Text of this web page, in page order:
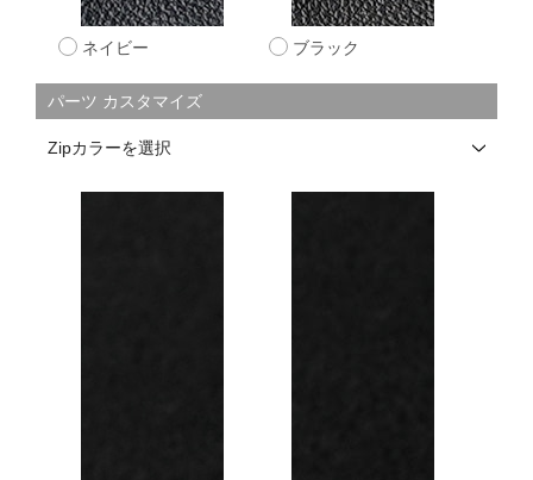
ネイビー ブラック
パーツ カスタマイズ
Zipカラーを選択